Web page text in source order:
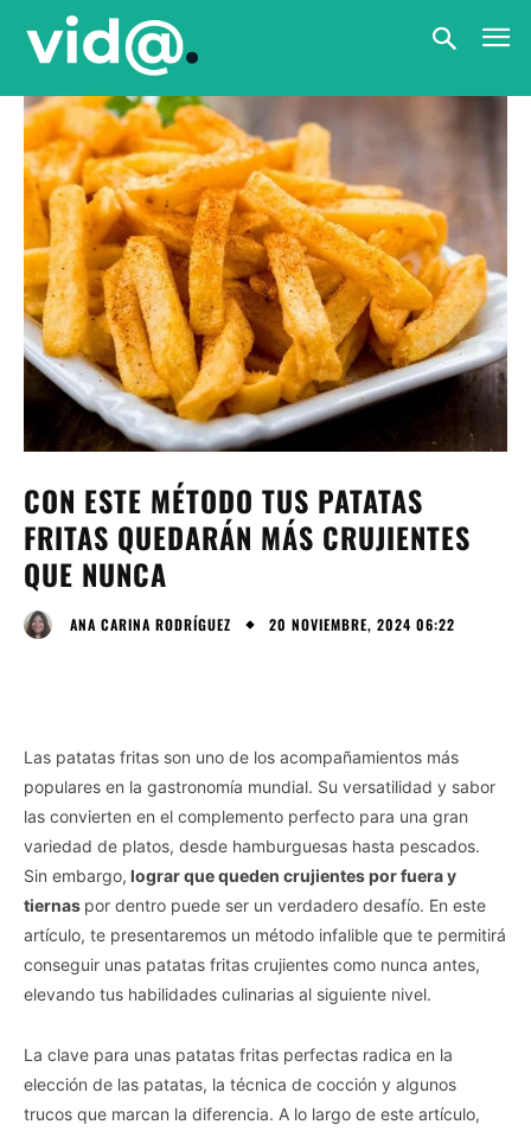
CON ESTE MÉTODO TUS PATATAS
FRITAS QUEDARÁN MÁS CRUJIENTES
QUE NUNCA
ANA CARINA RODRÍGUEZ 20 NOVIEMBRE, 2024 06:22
Las patatas fritas son uno de los acompañamientos más
populares en la gastronomía mundial. Su versatilidad y sabor
las convierten en el complemento perfecto para una gran
variedad de platos, desde hamburguesas hasta pescados.
Sin embargo, lograr que queden crujientes por fuera y
tiernas por dentro puede ser un verdadero desafío. En este
artículo, te presentaremos un método infalible que te permitirá
conseguir unas patatas fritas crujientes como nunca antes,
elevando tus habilidades culinarias al siguiente nivel.
La clave para unas patatas fritas perfectas radica en la
elección de las patatas, la técnica de cocción y algunos
trucos que marcan la diferencia. A lo largo de este artículo,